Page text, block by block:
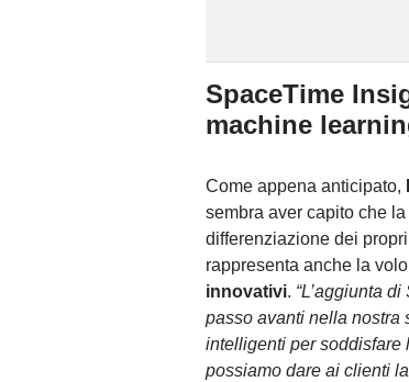
SpaceTime
machine
Come appena anticipato,
sembra aver capito che
differenziazione dei
rappresenta anche la
innovativi. “L’aggiunta
passo avanti nella nostra
intelligenti per soddisfare
possiamo dare ai clienti